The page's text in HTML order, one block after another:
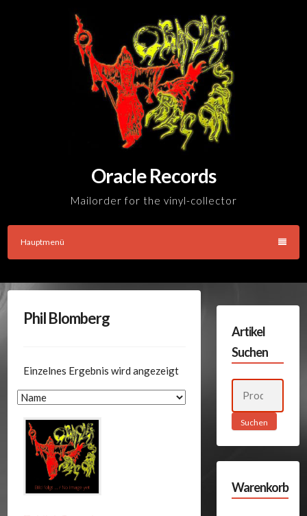
Oracle Records
Mailorder for the vinyl-collector
Hauptmenü
Phil Blomberg
Einzelnes Ergebnis wird angezeigt
Artikel
Suchen
Suchen
Warenkorb